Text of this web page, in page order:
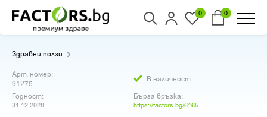
0 0
Здравни ползи
Арт. номер:
91275
В наличност
Годност:
31.12.2028
Бърза връзка:
https://factors.bg/6165